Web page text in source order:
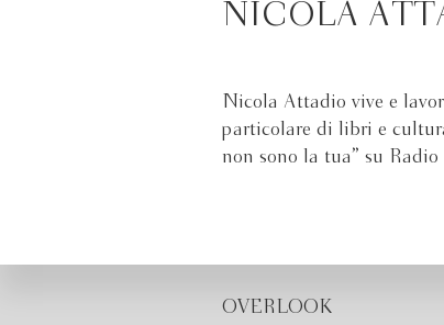
NICOLA
Nicola Attadio vive e
particolare di libri e
non sono la tua” su
OVERLOOK